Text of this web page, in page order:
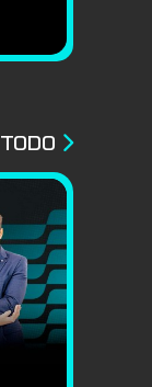
TODO